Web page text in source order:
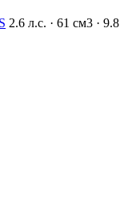
2.6 л.с. · 61 см3 · 9.8